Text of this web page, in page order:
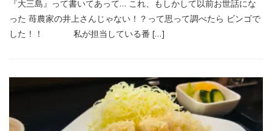
『大三島』って書いてあって… これ、もしかして以前お世話にな
った 苺農家の井上さんじゃない！？って思って調べたら ビンゴで
した！！ 私が担当している番 […]